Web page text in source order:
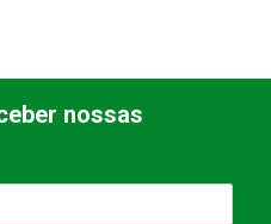
nossas